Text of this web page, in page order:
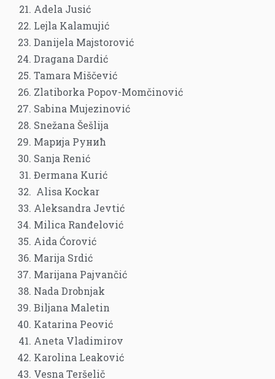
Adela Jusić
Lejla Kalamujić
Danijela Majstorović
Dragana Dardić
Tamara Miščević
Zlatiborka Popov-Momčinović
Sabina Mujezinović
Snežana Šešlija
Марија Рунић
Sanja Renić
Đermana Kurić
Alisa Kockar
Aleksandra Jevtić
Milica Ranđelović
Aida Ćorović
Marija Srdić
Marijana Pajvančić
Nada Drobnjak
Biljana Maletin
Katarina Peović
Aneta Vladimirov
Karolina Leaković
Vesna Teršelič